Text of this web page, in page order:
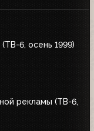
6, осень 1999)
рекламы (ТВ-6,